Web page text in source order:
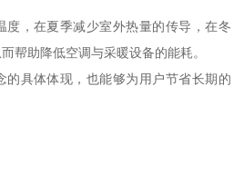
度，在夏季减少室外热量的传导，在冬
帮助降低空调与采暖设备的能耗。
的具体体现，也能够为用户节省长期的